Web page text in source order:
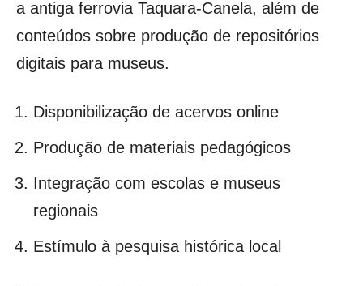
a antiga ferrovia Taquara-Canela, além de
conteúdos sobre produção de repositórios
digitais para museus.
Disponibilização de acervos online
Produção de materiais pedagógicos
Integração com escolas e museus
regionais
Estímulo à pesquisa histórica local